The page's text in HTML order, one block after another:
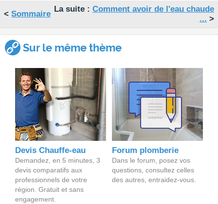
< Sommaire
La suite : Comment avoir de l'eau chaude
... >
Sur le même thème
Devis Chauffe-eau
Demandez, en 5 minutes, 3
devis comparatifs aux
professionnels de votre
région. Gratuit et sans
engagement.
Forum plomberie
Dans le forum, posez vos
questions, consultez celles
des autres, entraidez-vous.